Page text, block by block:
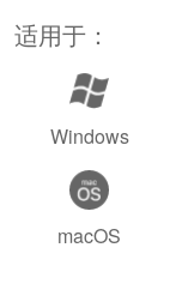
适用于：
Windows
macOS